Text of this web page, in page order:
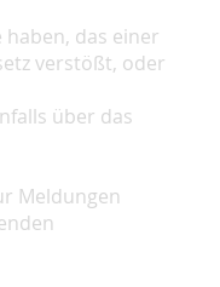
das einer
verstößt, oder
über das
Meldungen